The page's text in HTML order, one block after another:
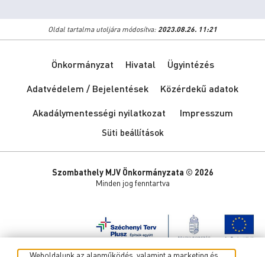
Oldal tartalma utoljára módosítva: 2023.08.26. 11:21
Önkormányzat Hivatal
Ügyintézés
Adatvédelem / Bejelentések
Közérdekű adatok
Akadálymentességi nyilatkozat
Impresszum
Süti beállítások
Szombathely MJV Önkormányzata © 2026
Minden jog fenntartva
Weboldalunk az alapműködés, valamint a marketing és